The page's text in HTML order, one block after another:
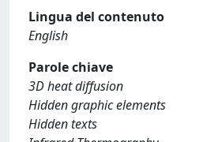
Lingua del contenuto
English
Parole chiave
3D heat diffusion
Hidden graphic elements
Hidden texts